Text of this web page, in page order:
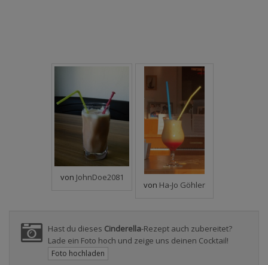
von JohnDoe2081
von Ha-Jo Göhler
Hast du dieses Cinderella-Rezept auch zubereitet?
Lade ein Foto hoch und zeige uns deinen Cocktail!
Foto hochladen